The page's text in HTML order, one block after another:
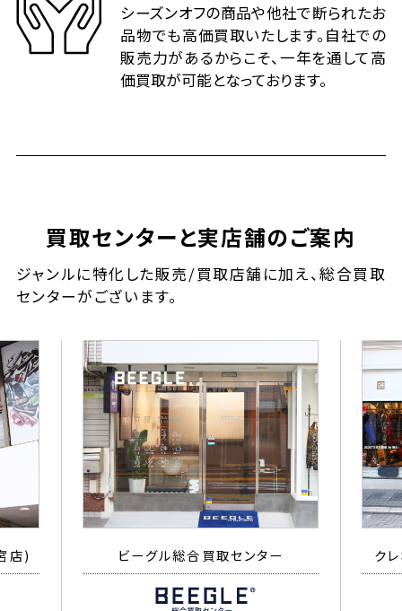
シーズンオフの商品や他社で断られたお
品物でも高価買取いたします。自社での
販売力があるからこそ、一年を通して高
価買取が可能となっております。
買取センターと実店舗のご案内
ジャンルに特化した販売/買取店舗に加え、総合買取
センターがございます。
店) ビーグル総合買取センター ク